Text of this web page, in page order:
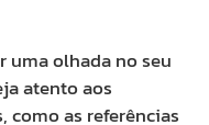
uma olhada no seu
atento aos
como as referências